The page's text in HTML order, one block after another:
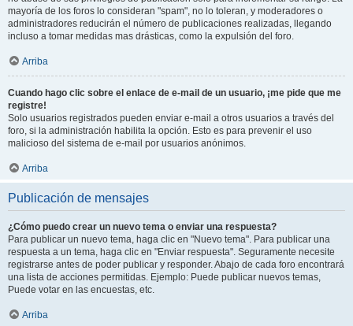
mayoría de los foros lo consideran "spam", no lo toleran, y moderadores o
administradores reducirán el número de publicaciones realizadas, llegando
incluso a tomar medidas mas drásticas, como la expulsión del foro.
Arriba
Cuando hago clic sobre el enlace de e-mail de un usuario, ¡me pide que me
registre!
Solo usuarios registrados pueden enviar e-mail a otros usuarios a través del
foro, si la administración habilita la opción. Esto es para prevenir el uso
malicioso del sistema de e-mail por usuarios anónimos.
Arriba
Publicación de mensajes
¿Cómo puedo crear un nuevo tema o enviar una respuesta?
Para publicar un nuevo tema, haga clic en "Nuevo tema". Para publicar una
respuesta a un tema, haga clic en "Enviar respuesta". Seguramente necesite
registrarse antes de poder publicar y responder. Abajo de cada foro encontrará
una lista de acciones permitidas. Ejemplo: Puede publicar nuevos temas,
Puede votar en las encuestas, etc.
Arriba